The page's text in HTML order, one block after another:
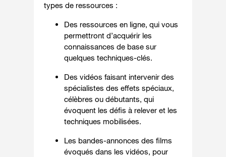
types de ressources :
Des ressources en ligne, qui vous
permettront d’acquérir les
connaissances de base sur
quelques techniques-clés.
Des vidéos faisant intervenir des
spécialistes des effets spéciaux,
célèbres ou débutants, qui
évoquent les défis à relever et les
techniques mobilisées.
Les bandes-annonces des films
évoqués dans les vidéos, pour